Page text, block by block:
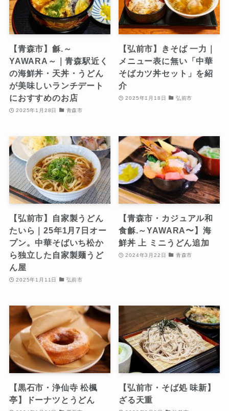
【青森市】龢.～
YAWARA～｜青森駅近く
の海鮮丼・天丼・うどん
が美味しいランチデート
におすすめのお店
2025年1月28日 青森市
【弘前市】きそば 一力｜
メニュー表に無い「中華
そばカツ丼セット」を紹
介
2025年1月18日 弘前市
【弘前市】自家製うどん
たいら｜25年1月7日オー
プン。中華そばいち松か
ら独立した自家製麺うど
ん屋
2025年1月11日 弘前市
【青森市・カジュアル和
食龢.～YAWARA〜】海
鮮丼 上 ミニうどん追加
2024年3月22日 青森市
【黒石市・浄仙寺 松楓
亭】ドーナツとうどん
【弘前市・そば処 味新】
ざる天重